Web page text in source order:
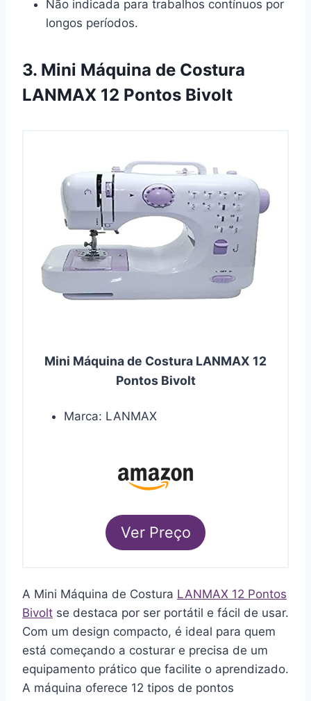
Não indicada para trabalhos contínuos por
longos períodos.
3. Mini Máquina de Costura
LANMAX 12 Pontos Bivolt
Mini Máquina de Costura LANMAX 12
Pontos Bivolt
Marca: LANMAX
Ver Preço
A Mini Máquina de Costura LANMAX 12 Pontos
Bivolt se destaca por ser portátil e fácil de usar.
Com um design compacto, é ideal para quem
está começando a costurar e precisa de um
equipamento prático que facilite o aprendizado.
A máquina oferece 12 tipos de pontos